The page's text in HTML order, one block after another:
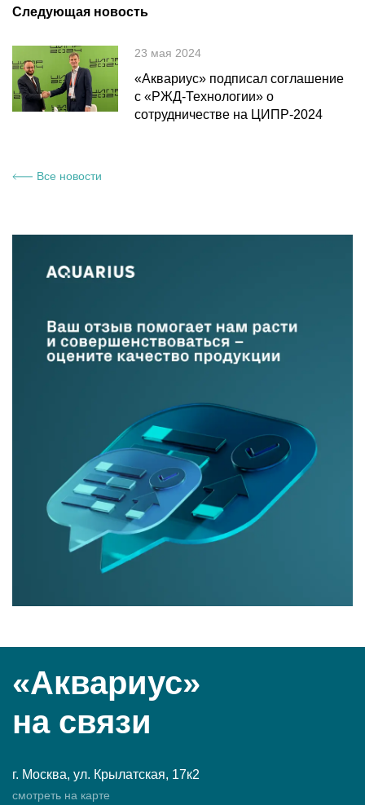
Следующая новость
23 мая 2024
«Аквариус» подписал соглашение
с «РЖД-Технологии» о
сотрудничестве на ЦИПР-2024
Все новости
«Аквариус»
на связи
г. Москва, ул. Крылатская, 17к2
смотреть на карте